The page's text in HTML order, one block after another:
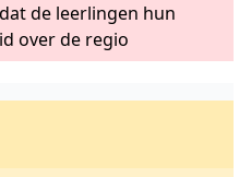
de leerlingen hun
over de regio